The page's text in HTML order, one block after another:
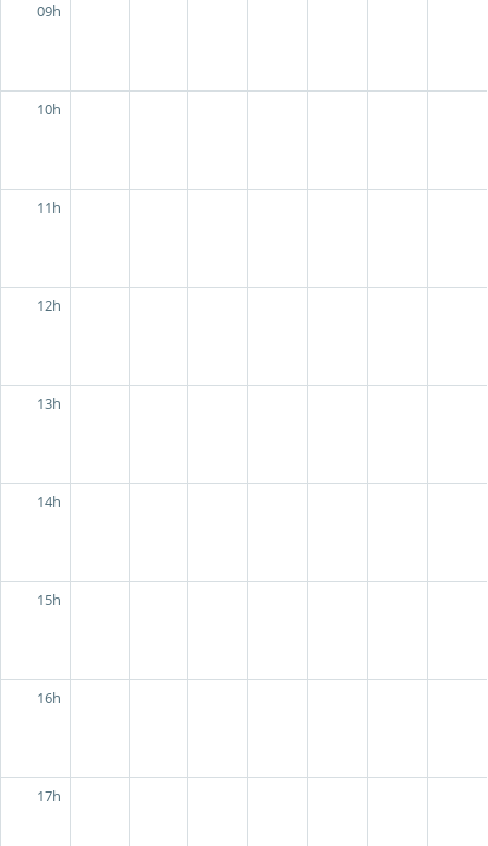
09h
10h
11h
12h
13h
14h
15h
16h
17h